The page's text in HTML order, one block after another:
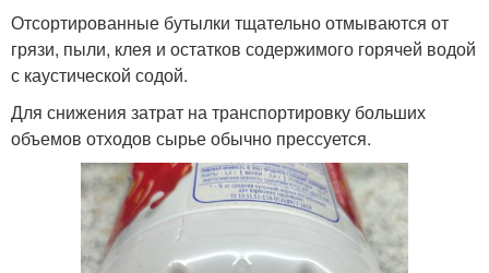
Отсортированные бутылки тщательно отмываются от
грязи, пыли, клея и остатков содержимого горячей водой
с каустической содой.
Для снижения затрат на транспортировку больших
объемов отходов сырье обычно прессуется.